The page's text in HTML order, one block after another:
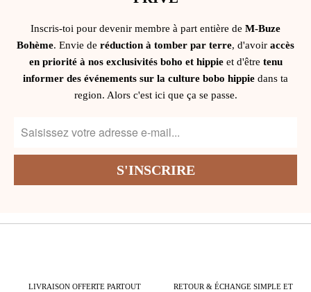
Inscris-toi pour devenir membre à part entière de M-Buze
Bohème. Envie de réduction à tomber par terre, d'avoir accès
en priorité à nos exclusivités boho et hippieet d'être tenu
informer des événements sur la culture bobo hippie dans ta
region. Alors c'est ici que ça se passe.
LIVRAISON OFFERTE PARTOUT
RETOUR & ÉCHANGE SIMPLE ET